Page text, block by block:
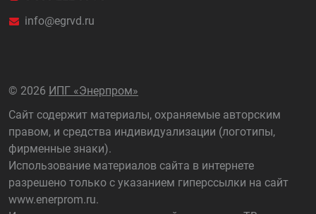
info@egrvd.ru
© 2026 ИПГ «Энерпром»
Сайт содержит материалы, охраняемые авторским
правом, и средства индивидуализации (логотипы,
фирменные знаки).
Использование материалов сайта в интернете
разрешено только с указанием гиперссылки на сайт
www.enerprom.ru.